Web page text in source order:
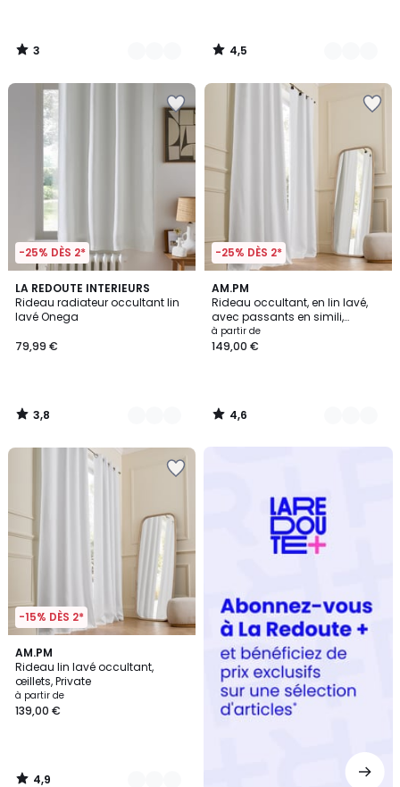
3
/
4,5
/
-25% DÈS 2*
LA REDOUTE INTERIEURS
Rideau radiateur occultant lin
lavé Onega
79,99 €
3,8
/ 5
10
Couleurs
3,8
/
-25% DÈS 2*
AM.PM
Rideau occultant, en lin lavé,
avec passants en simili,
PRIVATE
à partir de
149,00 €
4,6
/ 5
11
Couleurs
4,6
/
-15% DÈS 2*
AM.PM
Rideau lin lavé occultant,
œillets, Private
à partir de
139,00 €
4,9
/ 5
10
Couleurs
4,9